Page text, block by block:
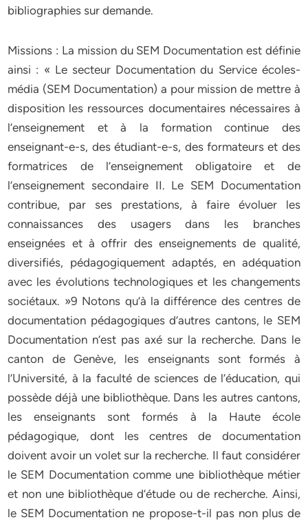
bibliographies sur demande.
Missions : La mission du SEM Documentation est définie
ainsi : « Le secteur Documentation du Service écoles-
média (SEM Documentation) a pour mission de mettre à
disposition les ressources documentaires nécessaires à
l’enseignement et à la formation continue des
enseignant-e-s, des étudiant-e-s, des formateurs et des
formatrices de l’enseignement obligatoire et de
l’enseignement secondaire II. Le SEM Documentation
contribue, par ses prestations, à faire évoluer les
connaissances des usagers dans les branches
enseignées et à offrir des enseignements de qualité,
diversifiés, pédagogiquement adaptés, en adéquation
avec les évolutions technologiques et les changements
sociétaux. »9 Notons qu’à la différence des centres de
documentation pédagogiques d’autres cantons, le SEM
Documentation n’est pas axé sur la recherche. Dans le
canton de Genève, les enseignants sont formés à
l’Université, à la faculté de sciences de l’éducation, qui
possède déjà une bibliothèque. Dans les autres cantons,
les enseignants sont formés à la Haute école
pédagogique, dont les centres de documentation
doivent avoir un volet sur la recherche. Il faut considérer
le SEM Documentation comme une bibliothèque métier
et non une bibliothèque d’étude ou de recherche. Ainsi,
le SEM Documentation ne propose-t-il pas non plus de